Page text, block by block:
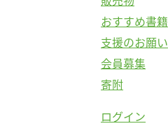
おすすめ書籍
支援のお願い
会員募集
寄附
ログイン